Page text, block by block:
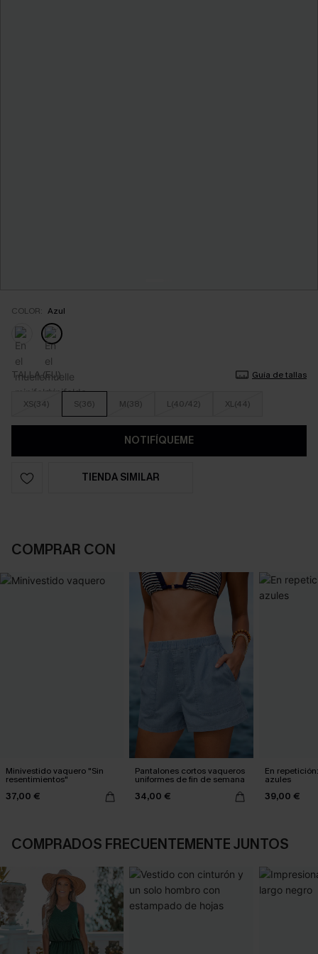
COLOR: Azul
TALLA (EU) Guía de tallas
XS(34) S(36) M(38) L(40/42) XL(44)
NOTIFÍQUEME
TIENDA SIMILAR
COMPRAR CON
Minivestido vaquero "Sin
resentimientos"
37,00 €
Pantalones cortos vaqueros
uniformes de fin de semana
34,00 €
En
azules
39,00 €
COMPRADOS FRECUENTEMENTE JUNTOS